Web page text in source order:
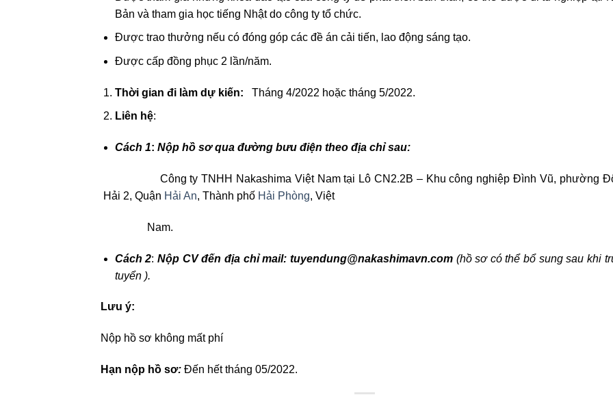
Bản và tham gia học tiếng Nhật do công ty tổ chức.
Được trao thưởng nếu có đóng góp các đề án cải tiến, lao động sáng tạo.
Được cấp đồng phục 2 lần/năm.
Thời gian đi làm dự kiến: Tháng 4/2022 hoặc tháng 5/2022.
Liên hệ:
Cách 1: Nộp hồ sơ qua đường bưu điện theo địa chỉ sau:
Công ty TNHH Nakashima Việt Nam tại Lô CN2.2B – Khu công nghiệp Đình Vũ, phường
Hải 2, Quận Hải An, Thành phố Hải Phòng, Việt
Nam.
Cách 2:Nộp CV đến địa chỉ mail: tuyendung@nakashimavn.com (hồ sơ có thể bổ sung sau khi
tuyển).
Lưu ý:
Nộp hồ sơ không mất phí
Hạn nộp hồ sơ: Đến hết tháng 05/2022.